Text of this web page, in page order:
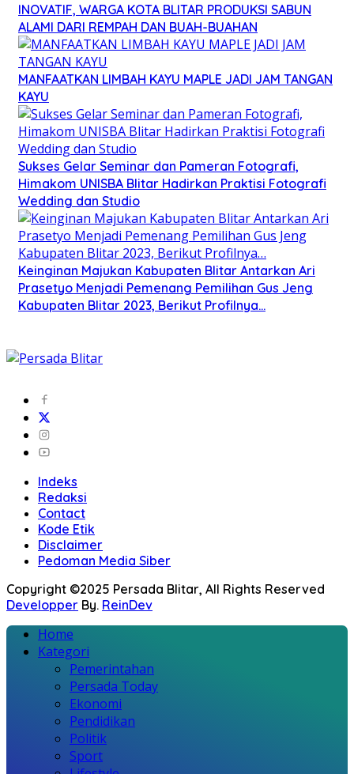
INOVATIF, WARGA KOTA BLITAR PRODUKSI SABUN
ALAMI DARI REMPAH DAN BUAH-BUAHAN
MANFAATKAN LIMBAH KAYU MAPLE JADI JAM TANGAN
KAYU
Sukses Gelar Seminar dan Pameran Fotografi,
Himakom UNISBA Blitar Hadirkan Praktisi Fotografi
Wedding dan Studio
Keinginan Majukan Kabupaten Blitar Antarkan Ari
Prasetyo Menjadi Pemenang Pemilihan Gus Jeng
Kabupaten Blitar 2023, Berikut Profilnya…
Indeks
Redaksi
Contact
Kode Etik
Disclaimer
Pedoman Media Siber
Copyright ©2025 Persada Blitar, All Rights Reserved
Developper By. ReinDev
Home
Kategori
Pemerintahan
Persada Today
Ekonomi
Pendidikan
Politik
Sport